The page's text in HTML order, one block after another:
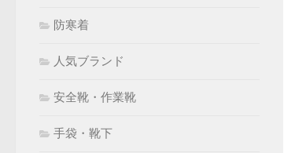
防寒着
人気ブランド
安全靴・作業靴
手袋・靴下